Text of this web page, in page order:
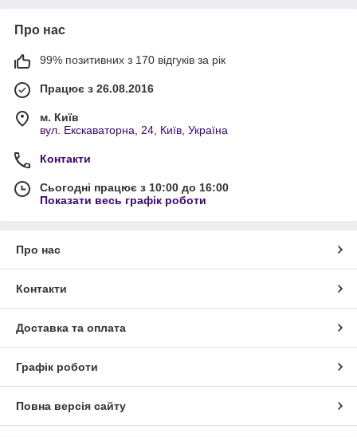
Про нас
99% позитивних з 170 відгуків за рік
Працює з 26.08.2016
м. Київ
вул. Екскаваторна, 24, Київ, Україна
Контакти
Сьогодні працює з 10:00 до 16:00
Показати весь графік роботи
Про нас
Контакти
Доставка та оплата
Графік роботи
Повна версія сайту